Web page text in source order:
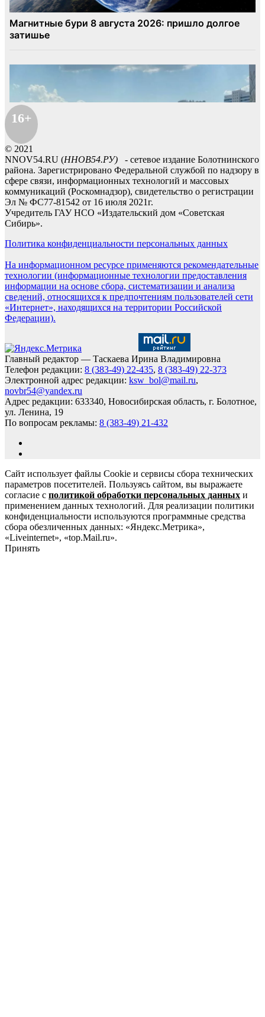
16+
© 2021
NNOV54.RU (ННОВ54.РУ) - сетевое издание Болотнинского
района. Зарегистрировано Федеральной службой по надзору в
сфере связи, информационных технологий и массовых
коммуникаций (Роскомнадзор), свидетельство о регистрации
Эл № ФС77-81542 от 16 июля 2021г.
Учредитель ГАУ НСО «Издательский дом «Советская
Сибирь».
Политика конфиденциальности персональных данных
На информационном ресурсе применяются рекомендательные
технологии (информационные технологии предоставления
информации на основе сбора, систематизации и анализа
сведений, относящихся к предпочтениям пользователей сети
«Интернет», находящихся на территории Российской
Федерации).
Главный редактор — Таскаева Ирина Владимировна
Телефон редакции: 8 (383-49) 22-435, 8 (383-49) 22-373
Электронной адрес редакции: ksw_bol@mail.ru,
novbr54@yandex.ru
Адрес редакции: 633340, Новосибирская область, г. Болотное,
ул. Ленина, 19
По вопросам рекламы: 8 (383-49) 21-432
Сайт использует файлы Cookie и сервисы сбора технических
параметров посетителей. Пользуясь сайтом, вы выражаете
согласие с политикой обработки персональных данных и
применением данных технологий. Для реализации политики
конфиденциальности используются программные средства
сбора обезличенных данных: «Яндекс.Метрика»,
«Liveinternet», «top.Mail.ru».
Принять